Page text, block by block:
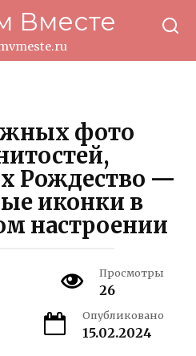
Вместе
фото
Рождество —
иконки в
настроении
Просмотры
26
Опубликовано
15.02.2024